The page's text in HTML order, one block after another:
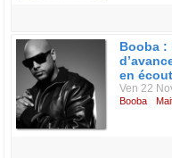
Booba :
en
Ven 22
Booba